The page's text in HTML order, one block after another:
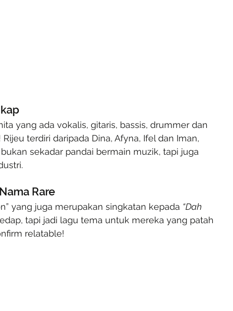
yang ada vokalis, gitaris, bassis, drummer dan
terdiri daripada Dina, Afyna, Ifel dan Iman,
sekadar pandai bermain muzik, tapi juga
Rare
yang juga merupakan singkatan kepada “Dah
tapi jadi lagu tema untuk mereka yang patah
relatable!